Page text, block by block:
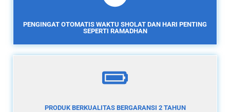
PENGINGAT OTOMATIS WAKTU SHOLAT DAN HARI PENTING
SEPERTI RAMADHAN
PRODUK BERKUALITAS BERGARANSI 2 TAHUN